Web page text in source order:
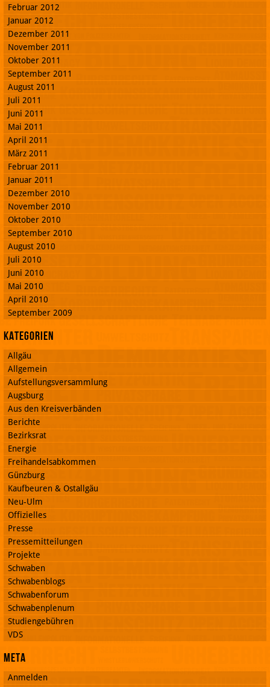
Februar 2012
Januar 2012
Dezember 2011
November 2011
Oktober 2011
September 2011
August 2011
Juli 2011
Juni 2011
Mai 2011
April 2011
März 2011
Februar 2011
Januar 2011
Dezember 2010
November 2010
Oktober 2010
September 2010
August 2010
Juli 2010
Juni 2010
Mai 2010
April 2010
September 2009
Kategorien
Allgäu
Allgemein
Aufstellungsversammlung
Augsburg
Aus den Kreisverbänden
Berichte
Bezirksrat
Energie
Freihandelsabkommen
Günzburg
Kaufbeuren & Ostallgäu
Neu-Ulm
Offizielles
Presse
Pressemitteilungen
Projekte
Schwaben
Schwabenblogs
Schwabenforum
Schwabenplenum
Studiengebühren
VDS
Meta
Anmelden